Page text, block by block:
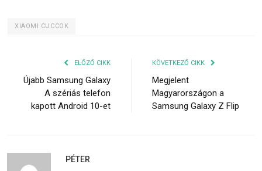
XIAOMI CUCCOK
ELŐZŐ CIKK
Újabb Samsung Galaxy
A szériás telefon
kapott Android 10-et
KÖVETKEZŐ CIKK
Megjelent
Magyarországon a
Samsung Galaxy Z Flip
PÉTER